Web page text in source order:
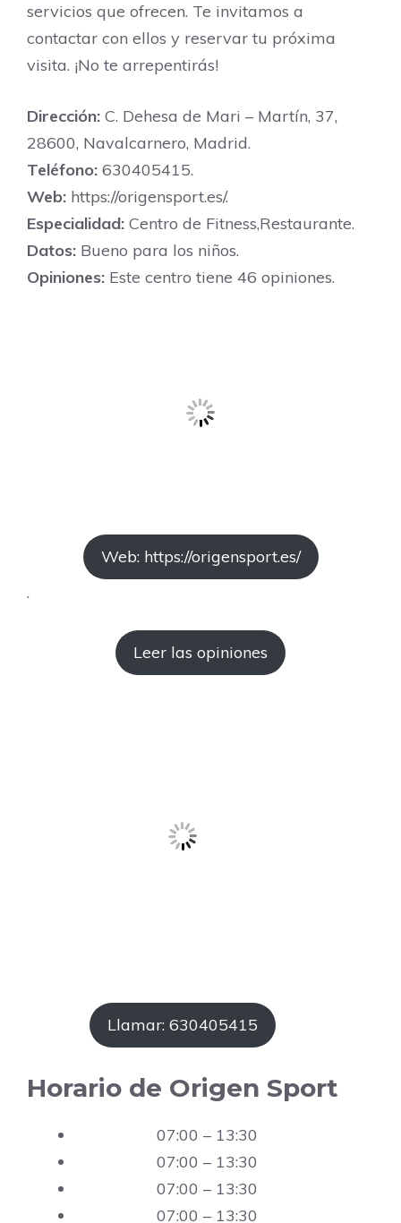
servicios que ofrecen. Te invitamos a
contactar con ellos y reservar tu próxima
visita. ¡No te arrepentirás!
Dirección: C. Dehesa de Mari – Martín, 37,
28600, Navalcarnero, Madrid.
Teléfono: 630405415.
Web: https://origensport.es/.
Especialidad: Centro de Fitness,Restaurante.
Datos: Bueno para los niños.
Opiniones: Este centro tiene 46 opiniones.
Web: https://origensport.es/
.
Leer las opiniones
Llamar: 630405415
Horario de Origen Sport
07:00 – 13:30
07:00 – 13:30
07:00 – 13:30
07:00 – 13:30